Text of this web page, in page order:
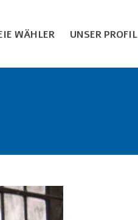
WÄHLER UNSER PROFIL